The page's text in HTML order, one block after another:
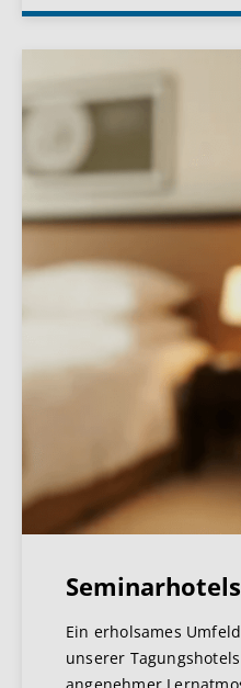
Seminarhotels
Ein erholsames
unserer
angenehmer